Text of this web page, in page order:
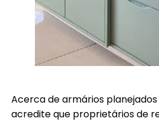
Acerca de armários
acredite que proprietários de